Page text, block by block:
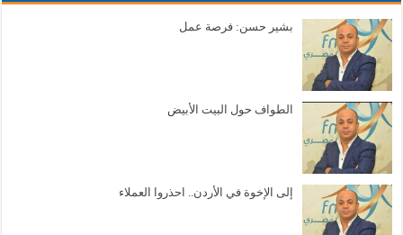
بشير حسن: فرصة عمل
الطواف حول البيت الأبيض
إلى الإخوة في الأردن.. احذروا العملاء